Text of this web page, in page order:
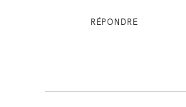
RÉPONDRE